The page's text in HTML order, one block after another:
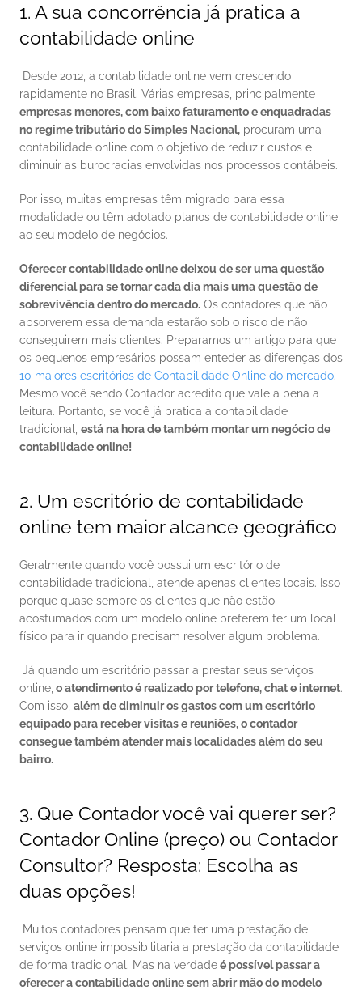
1. A sua concorrência já pratica a
contabilidade online
empresas menores, com baixo faturamento e enquadradas
no regime tributário do Simples Nacional, procuram uma
contabilidade online com o objetivo de reduzir custos e
diminuir as burocracias envolvidas nos processos contábeis.
Por isso, muitas empresas têm migrado para essa
modalidade ou têm adotado planos de contabilidade online
ao seu modelo de negócios.
Oferecer contabilidade online deixou de ser uma questão
diferencial para se tornar cada dia mais uma questão de
sobrevivência dentro do mercado. Os contadores que não
absorverem essa demanda estarão sob o risco de não
conseguirem mais clientes. Preparamos um artigo para que
10 maiores escritórios de Contabilidade Online do mercado.
Mesmo você sendo Contador acredito que vale a pena a
leitura. Portanto, se você já pratica a contabilidade
tradicional, está na hora de também montar um negócio de
contabilidade online!
2. Um escritório de contabilidade
online tem maior alcance geográfico
Geralmente quando você possui um escritório de
contabilidade tradicional, atende apenas clientes locais. Isso
porque quase sempre os clientes que não estão
acostumados com um modelo online preferem ter um local
físico para ir quando precisam resolver algum problema.
online, o atendimento é realizado por telefone, chat e internet.
Com isso, além de diminuir os gastos com um escritório
equipado para receber visitas e reuniões, o contador
consegue também atender mais localidades além do seu
bairro.
3. Que Contador você vai querer ser?
Contador Online (preço) ou Contador
Consultor? Resposta: Escolha as
duas opções!
serviços online impossibilitaria a prestação da contabilidade
de forma tradicional. Mas na verdade é possível passar a
oferecer a contabilidade online sem abrir mão do modelo